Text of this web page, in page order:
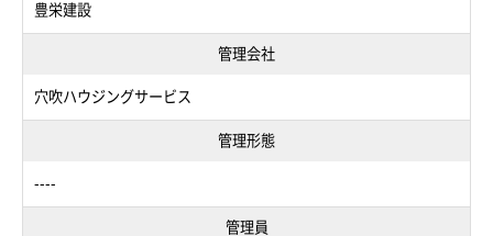
豊栄建設
管理会社
穴吹ハウジングサービス
管理形態
----
管理員